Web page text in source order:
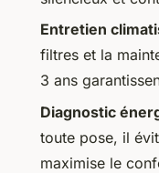
Entretien
filtres et la
3 ans
Diagnostic
toute pose, il
maximise le